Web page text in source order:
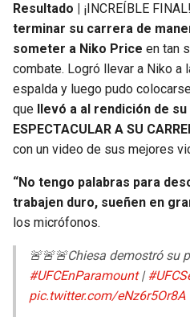
Resultado | ¡INCREÍBLE FINAL!
terminar su carrera de
someter a Niko Price en tan
combate. Logró llevar a Niko a
espalda y luego pudo
que
llevó a al rendición de su
ESPECTACULAR A SU
con un video de sus mejores
“No tengo palabras para
trabajen duro, sueñen en
los micrófonos.
🚨🚨🚨Chiesa demostró su
#UFCEnParamount|
pic.twitter.com/eNz6r5Or8A